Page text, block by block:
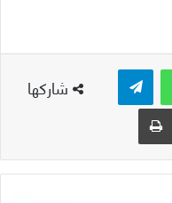
شاركها
واتساب
طباعة